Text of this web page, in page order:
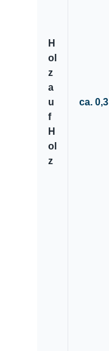
H
ol
z
a
u
f
H
ol
z
ca. 0,3